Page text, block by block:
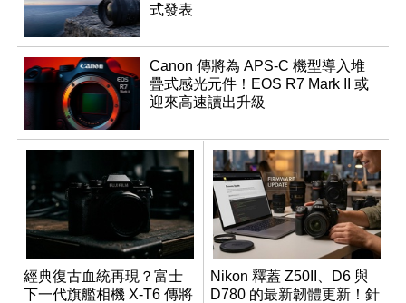
式發表
Canon 傳將為 APS-C 機型導入堆
疊式感光元件！EOS R7 Mark II 或
迎來高速讀出升級
經典復古血統再現？富士
下一代旗艦相機 X-T6 傳將
Nikon 釋蓋 Z50II、D6 與
D780 的最新韌體更新！針